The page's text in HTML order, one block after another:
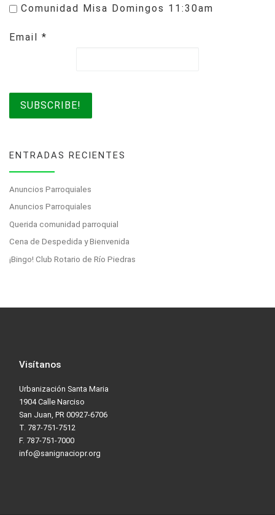
Comunidad Misa Domingos 11:30am
Email *
ENTRADAS RECIENTES
Anuncios Parroquiales
Anuncios Parroquiales
Querida comunidad parroquial
Cena de Despedida y Bienvenida
¡Bingo! Club Rotario de Río Piedras
Visítanos
Urbanización Santa Maria
1904 Calle Narciso
San Juan, PR 00927-6706
T. 787-751-7512
F. 787-751-7000
info@sanignaciopr.org